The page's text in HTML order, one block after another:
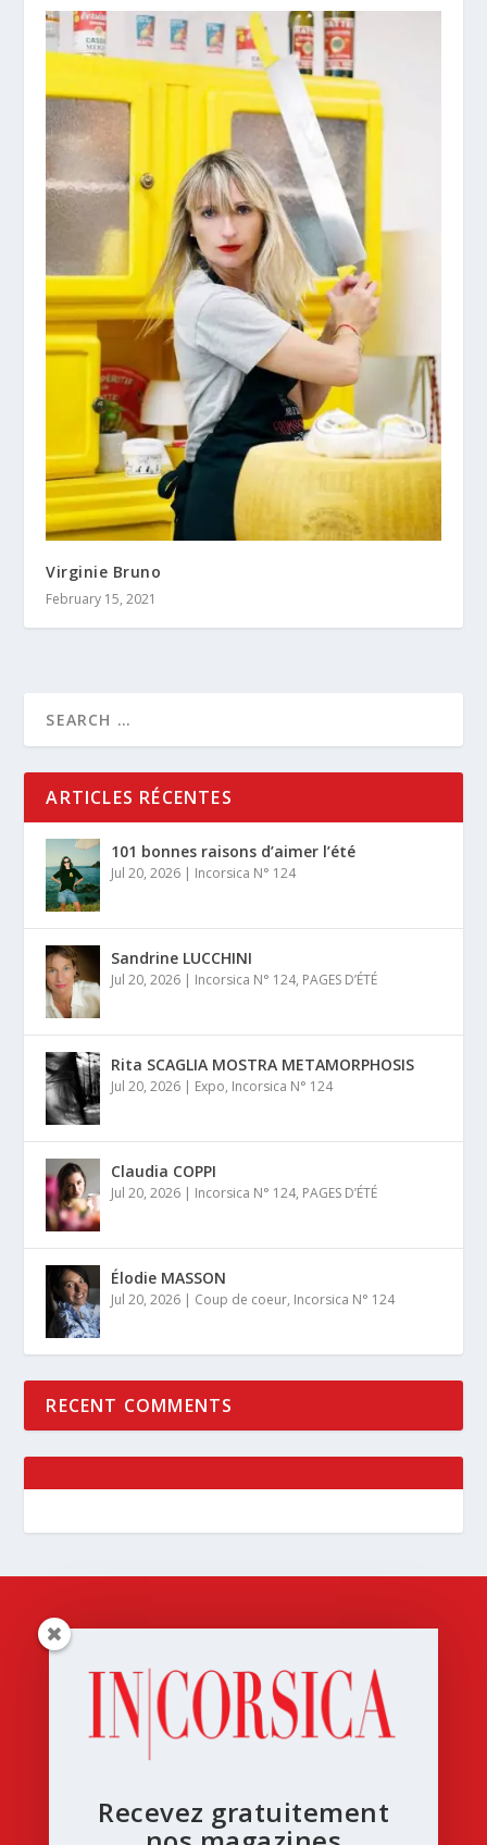
Virginie Bruno
February 15, 2021
ARTICLES RÉCENTES
101 bonnes raisons d’aimer l’été
Jul 20, 2026 | Incorsica N° 124
Sandrine LUCCHINI
Jul 20, 2026 | Incorsica N° 124, PAGES D’ÉTÉ
Rita SCAGLIA MOSTRA METAMORPHOSIS
Jul 20, 2026 | Expo, Incorsica N° 124
Claudia COPPI
Jul 20, 2026 | Incorsica N° 124, PAGES D’ÉTÉ
Élodie MASSON
Jul 20, 2026 | Coup de coeur, Incorsica N° 124
RECENT COMMENTS
Recevez gratuitement